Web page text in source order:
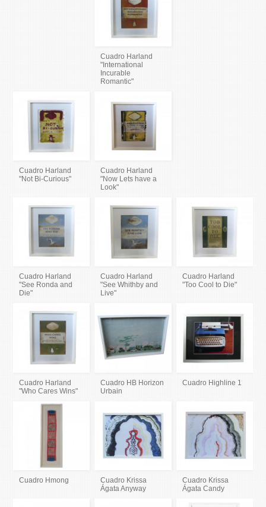
Cuadro Harland
"International
Incurable
Romantic"
Cuadro Harland
"Not Bi-Curious"
Cuadro Harland
"Now Lets have a
Look"
Cuadro Harland
"See Ronda and
Die"
Cuadro Harland
"See Whithby and
Live"
Cuadro Harland
"Too Cool to Die"
Cuadro Harland
"Who Cares Wins"
Cuadro HB Horizon
Urbain
Cuadro Highline 1
Cuadro Hmong
Cuadro Krissa
Ágata Anyway
Cuadro Krissa
Ágata Candy